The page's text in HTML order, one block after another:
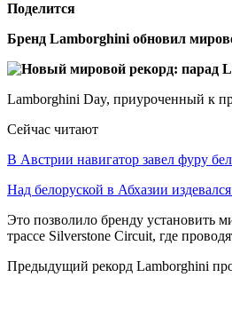
Поделится
Бренд Lamborghini обновил
Lamborghini Day, приуроченный к
Сейчас читают
В Австрии навигатор завел фуру
Над белоруской в Абхазии
Это позволило бренду установить
трассе Silverstone Circuit, где
Предыдущий рекорд Lamborghini